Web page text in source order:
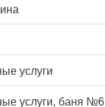
услуги
услуги, баня №6